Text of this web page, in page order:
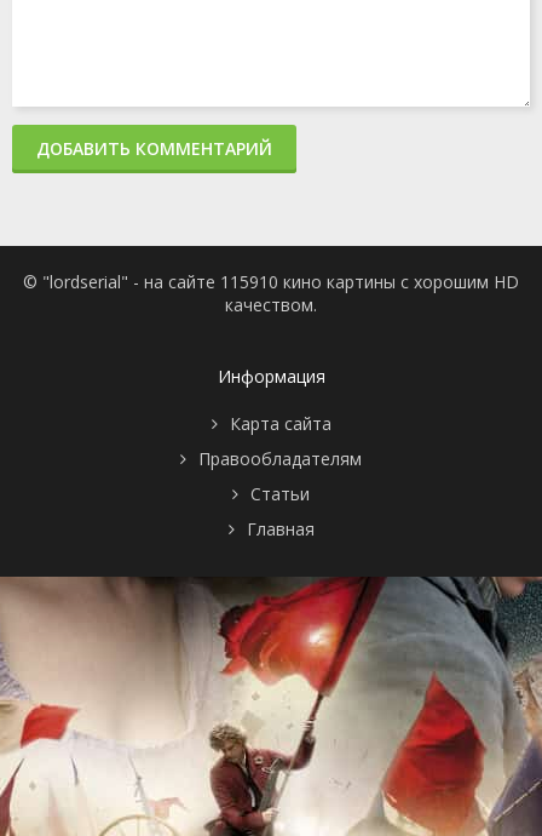
ДОБАВИТЬ КОММЕНТАРИЙ
© "lordserial" - на сайте 115910 кино картины с хорошим HD
качеством.
Информация
Карта сайта
Правообладателям
Статьи
Главная